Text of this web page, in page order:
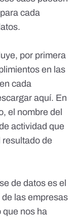
cada
por primera
en las
cada
aquí. En
el nombre del
actividad que
resultado de
de datos es el
las empresas
que nos ha